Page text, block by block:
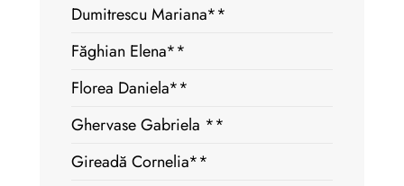
Dumitrescu Mariana**
Făghian Elena**
Florea Daniela**
Ghervase Gabriela **
Gireadă Cornelia**